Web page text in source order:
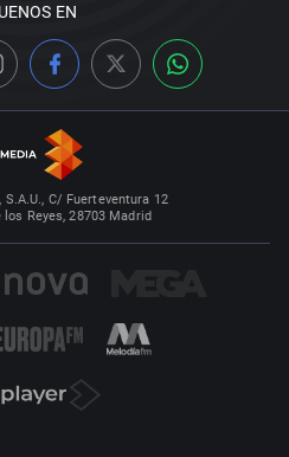
EN
C/ Fuerteventura 12
Reyes, 28703 Madrid